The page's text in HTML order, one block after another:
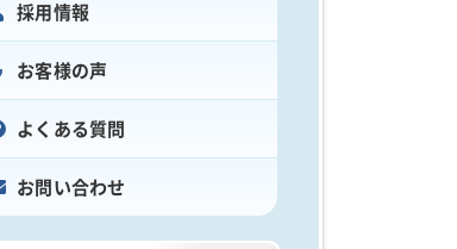
採用情報
お客様の声
よくある質問
お問い合わせ